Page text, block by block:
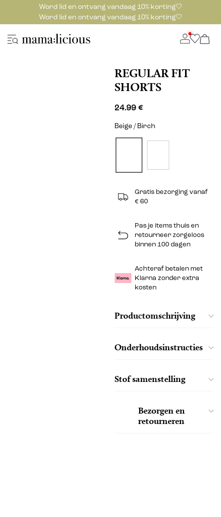
Word lid en ontvang vandaag 10% korting🤍
Word lid en ontvang vandaag 10% korting🤍
REGULAR FIT
SHORTS
24.99 €
Beige / Birch
Gratis bezorging vanaf
€ 60
Pas je items thuis en
retourneer zorgeloos
binnen 100 dagen
Achteraf betalen met
Klarna zonder extra
kosten
Productomschrijving
Onderhoudsinstructies
Stof samenstelling
Bezorgen en
retourneren